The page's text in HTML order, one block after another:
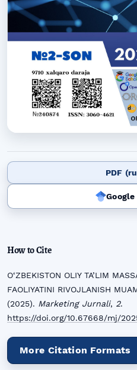
PDF
How to Cite
O‘ZBEKISTON OLIY TA’LIM
FAOLIYATINI RIVOJLANISH
(2025). Marketing Jurnali, 2.
https://doi.org/10.67668/mj/
More Citation Formats